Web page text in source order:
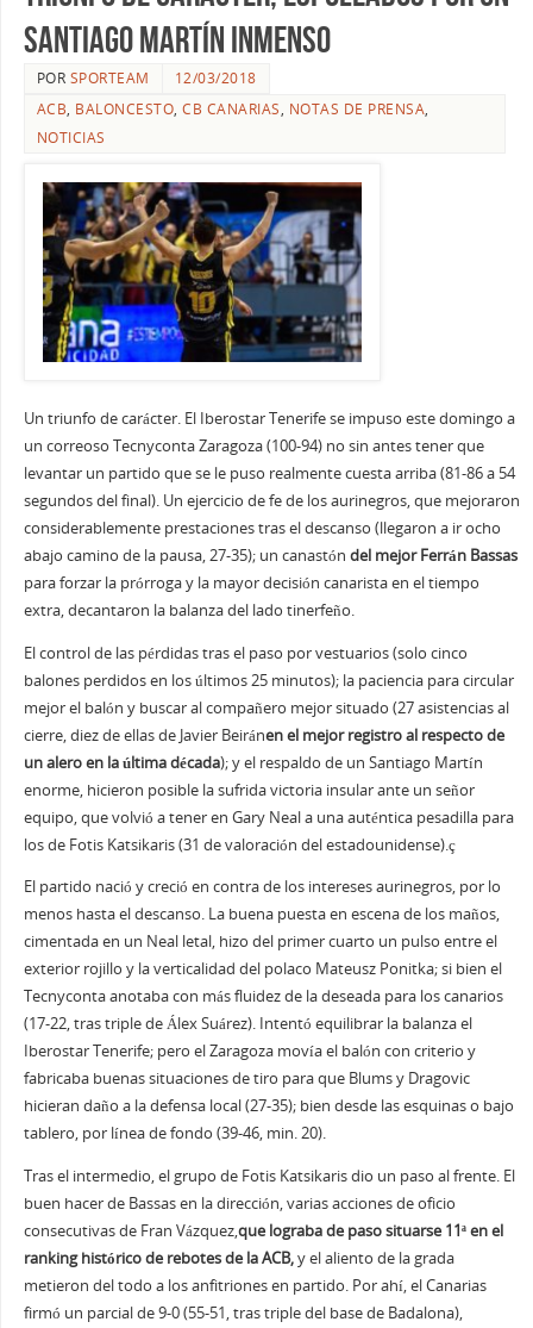
Santiago Martín inmenso
POR SPORTEAM
12/03/2018
ACB, BALONCESTO,CB CANARIAS, NOTAS DE PRENSA,
NOTICIAS
Un triunfo de carácter. El Iberostar Tenerife se impuso este domingo a
un correoso Tecnyconta Zaragoza (100-94) no sin antes tener que
levantar un partido que se le puso realmente cuesta arriba (81-86 a 54
segundos del final). Un ejercicio de fe de los aurinegros, que mejoraron
considerablemente prestaciones tras el descanso (llegaron a ir ocho
abajo camino de la pausa, 27-35); un canastón del mejor Ferrán Bassas
para forzar la prórroga y la mayor decisión canarista en el tiempo
extra, decantaron la balanza del lado tinerfeño.
El control de las pérdidas tras el paso por vestuarios (solo cinco
balones perdidos en los últimos 25 minutos); la paciencia para circular
mejor el balón y buscar al compañero mejor situado (27 asistencias al
cierre, diez de ellas de Javier Beiránen el mejor registro al respecto de
un alero en la última década); y el respaldo de un Santiago Martín
enorme, hicieron posible la sufrida victoria insular ante un señor
equipo, que volvió a tener en Gary Neal a una auténtica pesadilla para
los de Fotis Katsikaris (31 de valoración del estadounidense).ç
El partido nació y creció en contra de los intereses aurinegros, por lo
menos hasta el descanso. La buena puesta en escena de los maños,
cimentada en un Neal letal, hizo del primer cuarto un pulso entre el
exterior rojillo y la verticalidad del polaco Mateusz Ponitka; si bien el
Tecnyconta anotaba con más fluidez de la deseada para los canarios
(17-22, tras triple de Álex Suárez). Intentó equilibrar la balanza el
Iberostar Tenerife; pero el Zaragoza movía el balón con criterio y
fabricaba buenas situaciones de tiro para que Blums y Dragovic
hicieran daño a la defensa local (27-35); bien desde las esquinas o bajo
tablero, por línea de fondo (39-46, min. 20).
Tras el intermedio, el grupo de Fotis Katsikaris dio un paso al frente. El
buen hacer de Bassas en la dirección, varias acciones de oficio
consecutivas de Fran Vázquez,que lograba de paso situarse 11ª en el
ranking histórico de rebotes de la ACB,y el aliento de la grada
metieron del todo a los anfitriones en partido. Por ahí, el Canarias
firmó un parcial de 9-0 (55-51, tras triple del base de Badalona),